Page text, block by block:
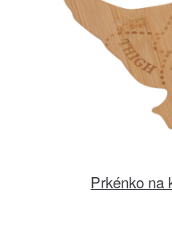
Prkénko na